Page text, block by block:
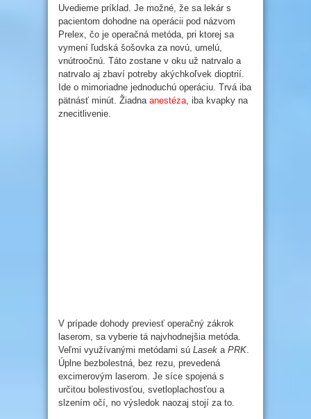
Uvedieme príklad. Je možné, že sa lekár s
pacientom dohodne na operácii pod názvom
Prelex, čo je operačná metóda, pri ktorej sa
vymení ľudská šošovka za novú, umelú,
vnútroočnú. Táto zostane v oku už natrvalo a
natrvalo aj zbaví potreby akýchkoľvek dioptrií.
Ide o mimoriadne jednoduchú operáciu. Trvá iba
pätnásť minút. Žiadna anestéza, iba kvapky na
znecitlivenie.
V prípade dohody previesť operačný zákrok
laserom, sa vyberie tá najvhodnejšia metóda.
Veľmi využívanými metódami sú Lasek a PRK.
Úplne bezbolestná, bez rezu, prevedená
excimerovým laserom. Je síce spojená s
určitou bolestivosťou, svetloplachosťou a
slzením očí, no výsledok naozaj stojí za to.